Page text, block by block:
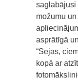
saglabājusi
možumu
asprātīgā
“Sejas,
kopā ar